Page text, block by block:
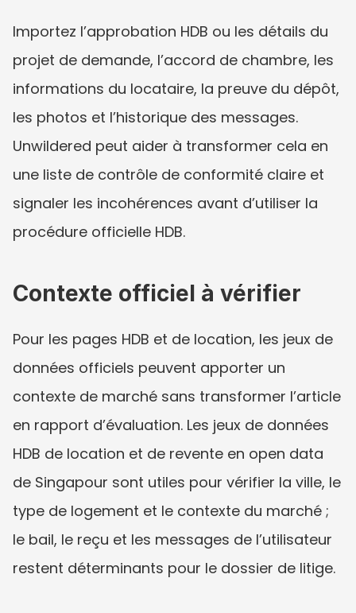
Importez l’approbation HDB ou les détails du
projet de demande, l’accord de chambre, les
informations du locataire, la preuve du dépôt,
les photos et l’historique des messages.
Unwildered peut aider à transformer cela en
une liste de contrôle de conformité claire et
signaler les incohérences avant d’utiliser la
procédure officielle HDB.
Contexte officiel à vérifier
Pour les pages HDB et de location, les jeux de
données officiels peuvent apporter un
contexte de marché sans transformer l’article
en rapport d’évaluation. Les jeux de données
HDB de location et de revente en open data
de Singapour sont utiles pour vérifier la ville, le
type de logement et le contexte du marché ;
le bail, le reçu et les messages de l’utilisateur
restent déterminants pour le dossier de litige.